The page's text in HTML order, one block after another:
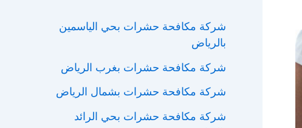
شركة مكافحة حشرات بحي الياسمين
بالرياض
شركة مكافحة حشرات بغرب الرياض
شركة مكافحة حشرات بشمال الرياض
شركة مكافحة حشرات بحي الرائد